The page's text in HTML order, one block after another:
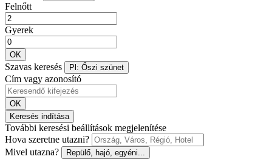
Felnőtt
Gyerek
OK
Szavas keresés Pl: Őszi szünet
Cím vagy azonosító
OK
Keresés indítása
További keresési beállítások megjelenítése
Hova szeretne utazni?
Mivel utazna?
Repülő, hajó, egyéni...